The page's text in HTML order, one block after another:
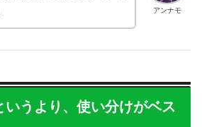
アンナモ
いうより、使い分けがベス